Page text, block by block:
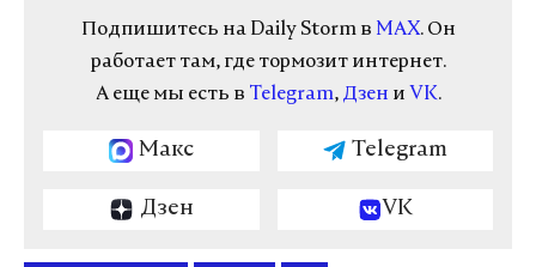
Подпишитесь на Daily Storm в MAX. Он
работает там, где тормозит интернет.
А еще мы есть в Telegram, Дзен и VK.
Макс Telegram
Дзен VK